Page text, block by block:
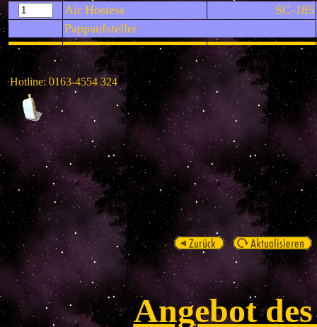
Air Hostess
SC-185
Pappaufsteller
Hotline: 0163-4554 324
Angebot